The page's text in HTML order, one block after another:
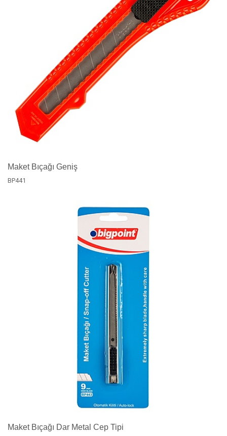
Maket Bıçağı Geniş
BP441
Maket Bıçağı Dar Metal Cep Tipi